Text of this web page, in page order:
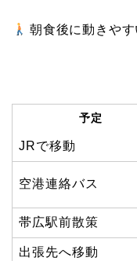
朝食後に動きやす
予定
JRで移動
空港連絡バス
帯広駅前散策
出張先へ移動